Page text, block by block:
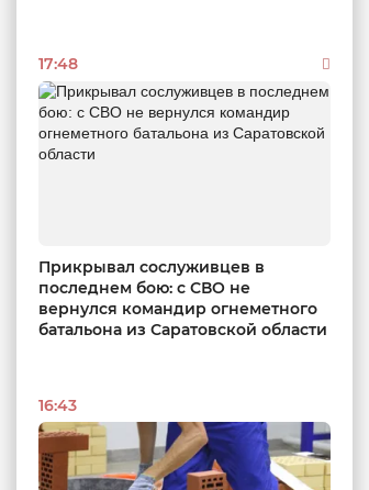
17:48
Прикрывал сослуживцев в
последнем бою: с СВО не
вернулся командир огнеметного
батальона из Саратовской области
16:43